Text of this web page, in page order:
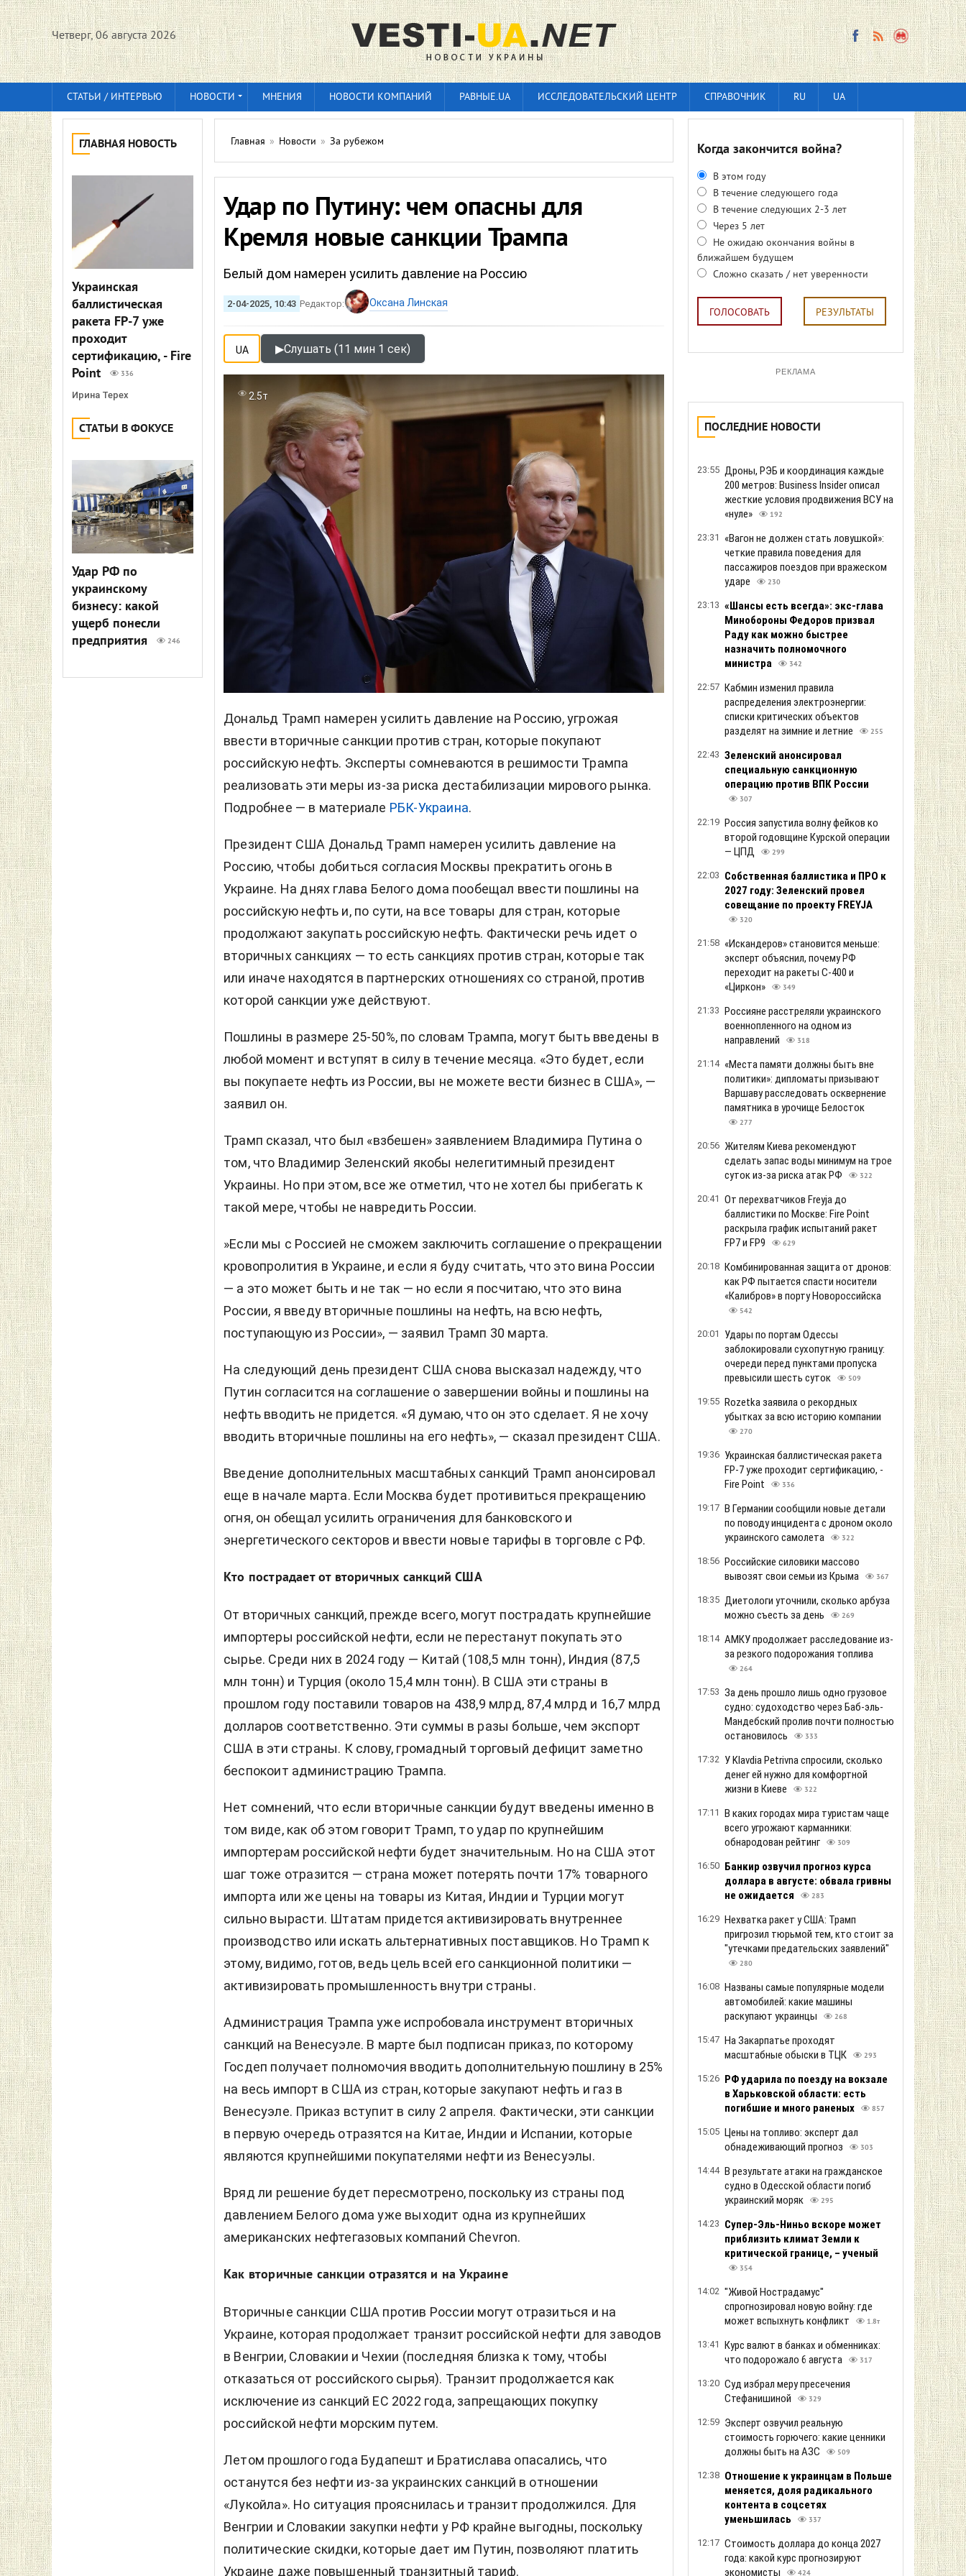
Четверг, 06 августа 2026
СТАТЬИ / ИНТЕРВЬЮ НОВОСТИ МНЕНИЯ НОВОСТИ КОМПАНИЙ РАВНЫЕ.UA ИССЛЕДОВАТЕЛЬСКИЙ ЦЕНТР СПРАВОЧНИК RU UA
ГЛАВНАЯ НОВОСТЬ
Украинская
баллистическая
ракета FP-7 уже
проходит
сертификацию, - Fire
Point
336
Ирина Терех
СТАТЬИ В ФОКУСЕ
Удар РФ по
украинскому
бизнесу: какой
ущерб понесли
предприятия
246
Главная » Новости » За рубежом
Удар по Путину: чем опасны для
Кремля новые санкции Трампа
Белый дом намерен усилить давление на Россию
2-04-2025, 10:43 Редактор: Оксана Линская
UA ▶Слушать (11 мин 1 сек)
2.5т
Дональд Трамп намерен усилить давление на Россию, угрожая
ввести вторичные санкции против стран, которые покупают
российскую нефть. Эксперты сомневаются в решимости Трампа
реализовать эти меры из-за риска дестабилизации мирового рынка.
Подробнее — в материале РБК-Украина.
Президент США Дональд Трамп намерен усилить давление на
Россию, чтобы добиться согласия Москвы прекратить огонь в
Украине. На днях глава Белого дома пообещал ввести пошлины на
российскую нефть и, по сути, на все товары для стран, которые
продолжают закупать российскую нефть. Фактически речь идет о
вторичных санкциях — то есть санкциях против стран, которые так
или иначе находятся в партнерских отношениях со страной, против
которой санкции уже действуют.
Пошлины в размере 25-50%, по словам Трампа, могут быть введены в
любой момент и вступят в силу в течение месяца. «Это будет, если
вы покупаете нефть из России, вы не можете вести бизнес в США», —
заявил он.
Трамп сказал, что был «взбешен» заявлением Владимира Путина о
том, что Владимир Зеленский якобы нелегитимный президент
Украины. Но при этом, все же отметил, что не хотел бы прибегать к
такой мере, чтобы не навредить России.
»Если мы с Россией не сможем заключить соглашение о прекращении
кровопролития в Украине, и если я буду считать, что это вина России
— а это может быть и не так — но если я посчитаю, что это вина
России, я введу вторичные пошлины на нефть, на всю нефть,
поступающую из России», — заявил Трамп 30 марта.
На следующий день президент США снова высказал надежду, что
Путин согласится на соглашение о завершении войны и пошлины на
нефть вводить не придется. «Я думаю, что он это сделает. Я не хочу
вводить вторичные пошлины на его нефть», — сказал президент США.
Введение дополнительных масштабных санкций Трамп анонсировал
еще в начале марта. Если Москва будет противиться прекращению
огня, он обещал усилить ограничения для банковского и
энергетического секторов и ввести новые тарифы в торговле с РФ.
Кто пострадает от вторичных санкций США
От вторичных санкций, прежде всего, могут пострадать крупнейшие
импортеры российской нефти, если не перестанут покупать это
сырье. Среди них в 2024 году — Китай (108,5 млн тонн), Индия (87,5
млн тонн) и Турция (около 15,4 млн тонн). В США эти страны в
прошлом году поставили товаров на 438,9 млрд, 87,4 млрд и 16,7 млрд
долларов соответственно. Эти суммы в разы больше, чем экспорт
США в эти страны. К слову, громадный торговый дефицит заметно
беспокоит администрацию Трампа.
Нет сомнений, что если вторичные санкции будут введены именно в
том виде, как об этом говорит Трамп, то удар по крупнейшим
импортерам российской нефти будет значительным. Но на США этот
шаг тоже отразится — страна может потерять почти 17% товарного
импорта или же цены на товары из Китая, Индии и Турции могут
сильно вырасти. Штатам придется активизировать внутреннее
производство или искать альтернативных поставщиков. Но Трамп к
этому, видимо, готов, ведь цель всей его санкционной политики —
активизировать промышленность внутри страны.
Администрация Трампа уже испробовала инструмент вторичных
санкций на Венесуэле. В марте был подписан приказ, по которому
Госдеп получает полномочия вводить дополнительную пошлину в 25%
на весь импорт в США из стран, которые закупают нефть и газ в
Венесуэле. Приказ вступит в силу 2 апреля. Фактически, эти санкции
в первую очередь отразятся на Китае, Индии и Испании, которые
являются крупнейшими покупателями нефти из Венесуэлы.
Вряд ли решение будет пересмотрено, поскольку из страны под
давлением Белого дома уже выходит одна из крупнейших
американских нефтегазовых компаний Chevron.
Как вторичные санкции отразятся и на Украине
Вторичные санкции США против России могут отразиться и на
Украине, которая продолжает транзит российской нефти для заводов
в Венгрии, Словакии и Чехии (последняя близка к тому, чтобы
отказаться от российского сырья). Транзит продолжается как
исключение из санкций ЕС 2022 года, запрещающих покупку
российской нефти морским путем.
Летом прошлого года Будапешт и Братислава опасались, что
останутся без нефти из-за украинских санкций в отношении
«Лукойла». Но ситуация прояснилась и транзит продолжился. Для
Венгрии и Словакии закупки нефти у РФ крайне выгодны, поскольку
политические скидки, которые дает им Путин, позволяют платить
Украине даже повышенный транзитный тариф.
Когда закончится война?
В этом году
В течение следующего года
В течение следующих 2-3 лет
Через 5 лет
Не ожидаю окончания войны в
ближайшем будущем
Сложно сказать / нет уверенности
ГОЛОСОВАТЬ РЕЗУЛЬТАТЫ
РЕКЛАМА
ПОСЛЕДНИЕ НОВОСТИ
23:55 Дроны, РЭБ и координация каждые
200 метров: Business Insider описал
жесткие условия продвижения ВСУ на
«нуле»
192
23:31
«Вагон не должен стать ловушкой»:
четкие правила поведения для
пассажиров поездов при вражеском
ударе
230
23:13 «Шансы есть всегда»: экс-глава
Минобороны Федоров призвал
Раду как можно быстрее
назначить полномочного
министра
342
22:57 Кабмин изменил правила
распределения электроэнергии:
списки критических объектов
разделят на зимние и летние
255
22:43 Зеленский анонсировал
специальную санкционную
операцию против ВПК России
307
22:19 Россия запустила волну фейков ко
второй годовщине Курской операции
— ЦПД
299
22:03 Собственная баллистика и ПРО к
2027 году: Зеленский провел
совещание по проекту FREYJA
320
21:58 «Искандеров» становится меньше:
эксперт объяснил, почему РФ
переходит на ракеты С-400 и
«Циркон»
349
21:33 Россияне расстреляли украинского
военнопленного на одном из
направлений
318
21:14 «Места памяти должны быть вне
политики»: дипломаты призывают
Варшаву расследовать осквернение
памятника в урочище Белосток
277
20:56 Жителям Киева рекомендуют
сделать запас воды минимум на трое
суток из-за риска атак РФ
322
20:41 От перехватчиков Freyja до
баллистики по Москве: Fire Point
раскрыла график испытаний ракет
FP7 и FP9
629
20:18 Комбинированная защита от дронов:
как РФ пытается спасти носители
«Калибров» в порту Новороссийска
542
20:01
Удары по портам Одессы
заблокировали сухопутную границу:
очереди перед пунктами пропуска
превысили шесть суток
509
19:55 Rozetka заявила о рекордных
убытках за всю историю компании
270
19:36 Украинская баллистическая ракета
FP-7 уже проходит сертификацию, -
Fire Point
336
19:17 В Германии сообщили новые детали
по поводу инцидента с дроном около
украинского самолета
322
18:56 Российские силовики массово
вывозят свои семьи из Крыма
367
18:35 Диетологи уточнили, сколько арбуза
можно съесть за день
269
18:14 АМКУ продолжает расследование из-
за резкого подорожания топлива
264
17:53 За день прошло лишь одно грузовое
судно: судоходство через Баб-эль-
Мандебский пролив почти полностью
остановилось
333
17:32 У Klavdia Petrivna спросили, сколько
денег ей нужно для комфортной
жизни в Киеве
322
17:11 В каких городах мира туристам чаще
всего угрожают карманники:
обнародован рейтинг
309
16:50 Банкир озвучил прогноз курса
доллара в августе: обвала гривны
не ожидается
283
16:29 Нехватка ракет у США: Трамп
пригрозил тюрьмой тем, кто стоит за
"утечками предательских заявлений"
280
16:08 Названы самые популярные модели
автомобилей: какие машины
раскупают украинцы
268
15:47 На Закарпатье проходят
масштабные обыски в ТЦК
293
15:26 РФ ударила по поезду на вокзале
в Харьковской области: есть
погибшие и много раненых
857
15:05 Цены на топливо: эксперт дал
обнадеживающий прогноз
303
14:44 В результате атаки на гражданское
судно в Одесской области погиб
украинский моряк
295
14:23 Супер-Эль-Ниньо вскоре может
приблизить климат Земли к
критической границе, – ученый
354
14:02 "Живой Нострадамус"
спрогнозировал новую войну: где
может вспыхнуть конфликт
1.8т
13:41 Курс валют в банках и обменниках:
что подорожало 6 августа
317
13:20 Суд избрал меру пресечения
Стефанишиной
329
12:59 Эксперт озвучил реальную
стоимость горючего: какие ценники
должны быть на АЗС
509
12:38 Отношение к украинцам в Польше
меняется, доля радикального
контента в соцсетях
уменьшилась
337
12:17 Стоимость доллара до конца 2027
года: какой курс прогнозируют
экономисты
424